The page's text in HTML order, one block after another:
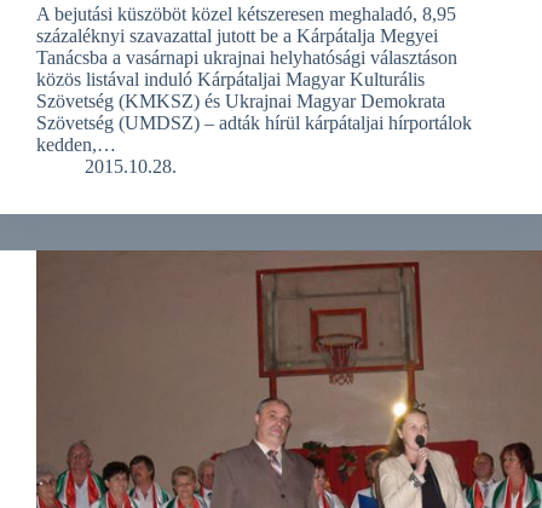
A bejutási küszöböt közel kétszeresen meghaladó, 8,95
százaléknyi szavazattal jutott be a Kárpátalja Megyei
Tanácsba a vasárnapi ukrajnai helyhatósági választáson
közös listával induló Kárpátaljai Magyar Kulturális
Szövetség (KMKSZ) és Ukrajnai Magyar Demokrata
Szövetség (UMDSZ) – adták hírül kárpátaljai hírportálok
kedden,…
2015.10.28.